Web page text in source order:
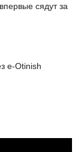
сядут за
e-Otinish